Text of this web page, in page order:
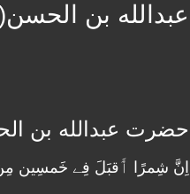
عبدالله بن
حضرت عبدالله بن
اِنَّ شِمرًا ٲَقبَلَ فِے خَمسِین مِنَ